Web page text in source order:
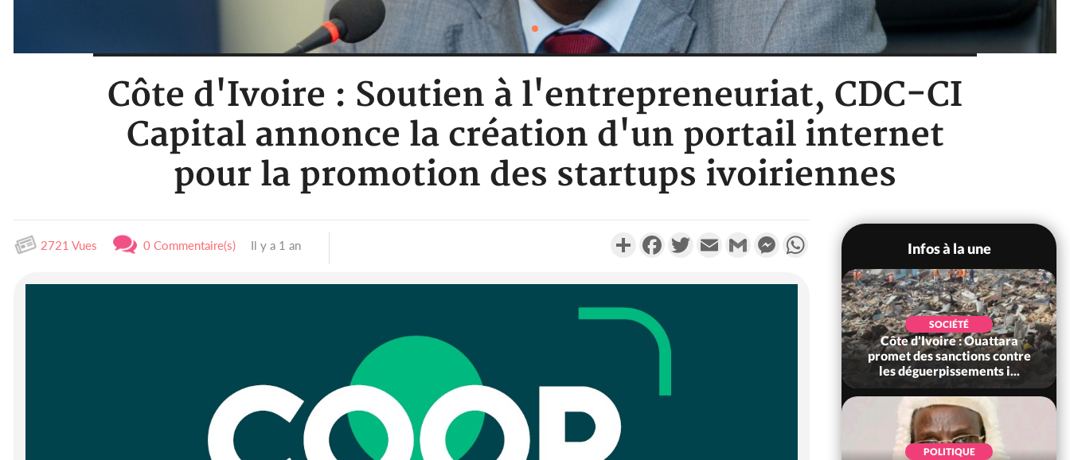
Côte d'Ivoire : Soutien à l'entrepreneuriat, CDC-CI
Capital annonce la création d'un portail internet
pour la promotion des startups ivoiriennes
2721 Vues 0 Commentaire(s) Il y a 1 an PartagerFacebookTwitterEmail Gmail MessengerWhatsApp
Infos à la une
Côte d'Ivoire : Après le pari
réussi du 66e anniversaire,
SOCIÉTÉ
Côte d'Ivoire : Ouattara
promet des sanctions contre
les déguerpissements i...
POLITIQUE